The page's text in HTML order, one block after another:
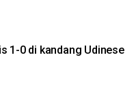
1-0 di kandang Udinese